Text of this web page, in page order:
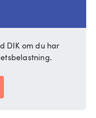
DIK om du har